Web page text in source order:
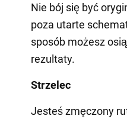
Nie bój się być
poza utarte
sposób możesz
rezultaty.
Strzelec
Jesteś zmęczony